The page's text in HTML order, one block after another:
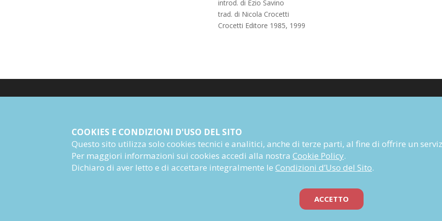
introd. di Ezio Savino
trad. di Nicola Crocetti
Crocetti Editore 1985, 1999
PI 04628780969
Informazioni Societarie
Autori
Rivista
Prossime uscite
COOKIES E CONDIZIONI D'USO DEL SITO
Questo sito utilizza solo cookies tecnici e analitici, anche di terze parti, al fine di offrire un
Per maggiori informazioni sui cookies accedi alla nostra Cookie Policy.
Dichiaro di aver letto e di accettare integralmente le Condizioni d’Uso del Sito.
ACCETTO